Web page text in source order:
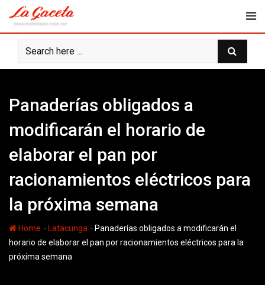
content
Panaderías obligados a
modificarán el horario de
elaborar el pan por
racionamientos eléctricos para
la próxima semana
Home - Latacunga - Panaderías obligados a modificarán el
horario de elaborar el pan por racionamientos eléctricos para la
próxima semana